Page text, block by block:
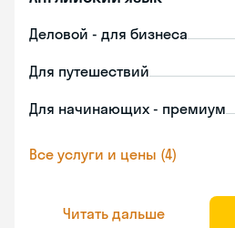
Деловой - для бизнеса
Для путешествий
Для начинающих - премиум
Все услуги и цены (4)
Читать дальше